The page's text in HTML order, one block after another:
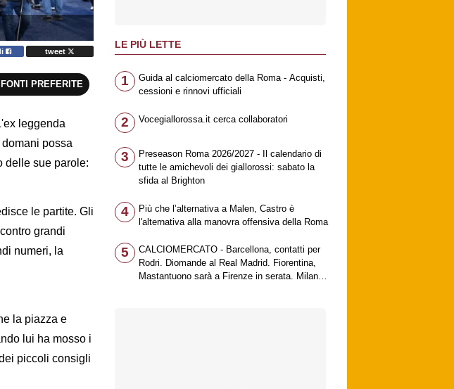
tweet
FONTI PREFERITE
leggenda
possa
delle sue parole:
le partite. Gli
grandi
numeri, la
la piazza e
lui ha mosso i
piccoli consigli
LE PIÙ LETTE
1
Guida al calciomercato della Roma - Acquisti,
cessioni e rinnovi ufficiali
2 Vocegiallorossa.it cerca collaboratori
3
Preseason Roma 2026/2027 - Il calendario di
tutte le amichevoli dei giallorossi: sabato la
sfida al Brighton
4
Più che l’alternativa a Malen, Castro è
l'alternativa alla manovra offensiva della Roma
5
CALCIOMERCATO - Barcellona, contatti per
Rodri. Diomande al Real Madrid. Fiorentina,
Mastantuono sarà a Firenze in serata. Milan,